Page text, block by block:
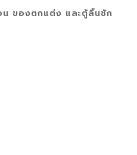
น ของตกแต่ง และตู้ลิ้นชัก